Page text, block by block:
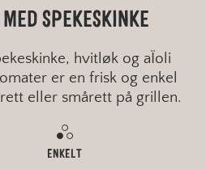
SPEKESKINKE
hvitløk og aÏoli
er en frisk og enkel
eller smårett på grillen.
ENKELT